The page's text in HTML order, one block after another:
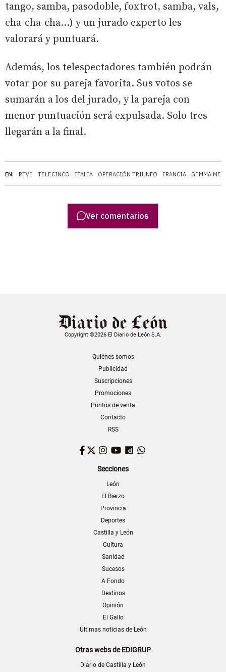
EN: RTVE TELECINCO ITALIA OPERACIÓN TRIUNFO FRANCIA GEMMA
tango, samba, pasodoble, foxtrot, samba, vals,
cha-cha-cha…) y un jurado experto les
valorará y puntuará.
Además, los telespectadores también podrán
votar por su pareja favorita. Sus votos se
sumarán a los del jurado, y la pareja con
menor puntuación será expulsada. Solo tres
llegarán a la final.
Ver comentarios
Copyright ©2026 El Diario de León S.A.
Quiénes somos
Publicidad
Suscripciones
Promociones
Puntos de venta
Contacto
RSS
Facebook
TwitterInstagram
YouTubeDailymotion
Secciones
León
El Bierzo
Provincia
Deportes
Castilla y León
Cultura
Sanidad
Sucesos
A Fondo
Destinos
Opinión
El Gallo
Últimas noticias de León
Otras webs de EDIGRUP
Diario de Castilla y León